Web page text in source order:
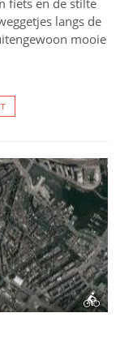
fiets en de stilte
langs de
mooie